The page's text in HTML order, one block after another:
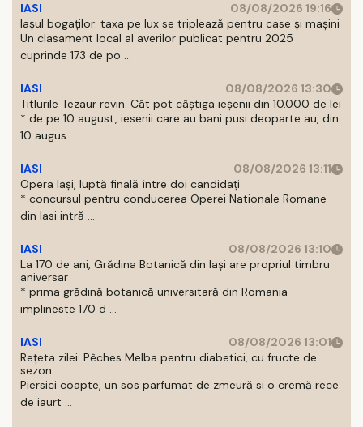
IASI
08/08/2026 19:16
Iașul bogaților: taxa pe lux se triplează pentru case și mașini
Un clasament local al averilor publicat pentru 2025
cuprinde 173 de po ...
IASI
08/08/2026 13:30
Titlurile Tezaur revin. Cât pot câștiga ieșenii din 10.000 de lei
* de pe 10 august, iesenii care au bani pusi deoparte au, din
10 augus ...
IASI
08/08/2026 13:11
Opera Iași, luptă finală între doi candidați
* concursul pentru conducerea Operei Nationale Romane
din Iasi intră ...
IASI
08/08/2026 13:10
La 170 de ani, Grădina Botanică din Iași are propriul timbru
aniversar
* prima grădină botanică universitară din Romania
implineste 170 d ...
IASI
08/08/2026 13:01
Rețeta zilei: Pêches Melba pentru diabetici, cu fructe de
sezon
Piersici coapte, un sos parfumat de zmeură si o cremă rece
de iaurt ...